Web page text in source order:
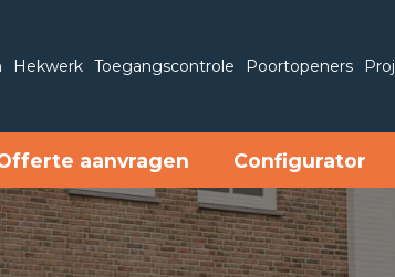
Hekwerk Toegangscontrole Poortopeners
aanvragen Configurator